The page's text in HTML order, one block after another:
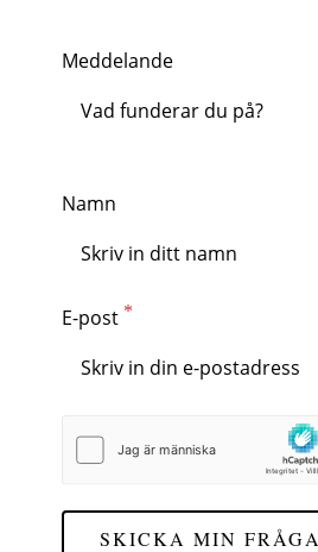
Meddelande
Namn
E-post
SKICKA MIN FRÅGA